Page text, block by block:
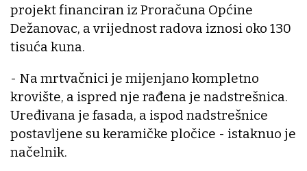
projekt financiran iz Proračuna Općine
Dežanovac, a vrijednost radova iznosi oko 130
tisuća kuna.
- Na mrtvačnici je mijenjano kompletno
krovište, a ispred nje rađena je nadstrešnica.
Uređivana je fasada, a ispod nadstrešnice
postavljene su keramičke pločice - istaknuo je
načelnik.